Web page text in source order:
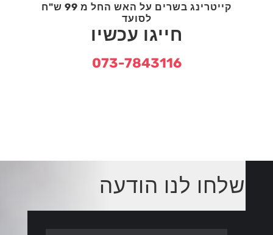
קייטרינג בשרים על האש החל מ 99 ש"ח
לסועד
חייגו עכשיו
073-7843116
שלחו לנו הודעה